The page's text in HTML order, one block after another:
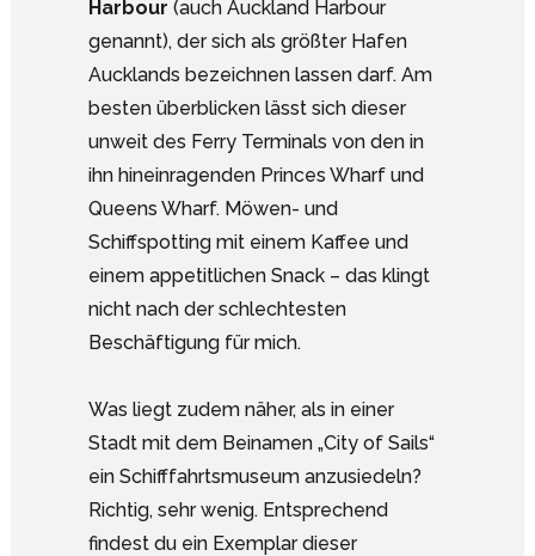
Harbour (auch Auckland Harbour
genannt), der sich als größter Hafen
Aucklands bezeichnen lassen darf. Am
besten überblicken lässt sich dieser
unweit des Ferry Terminals von den in
ihn hineinragenden Princes Wharf und
Queens Wharf. Möwen- und
Schiffspotting mit einem Kaffee und
einem appetitlichen Snack – das klingt
nicht nach der schlechtesten
Beschäftigung für mich.
Was liegt zudem näher, als in einer
Stadt mit dem Beinamen „City of Sails“
ein Schifffahrtsmuseum anzusiedeln?
Richtig, sehr wenig. Entsprechend
findest du ein Exemplar dieser